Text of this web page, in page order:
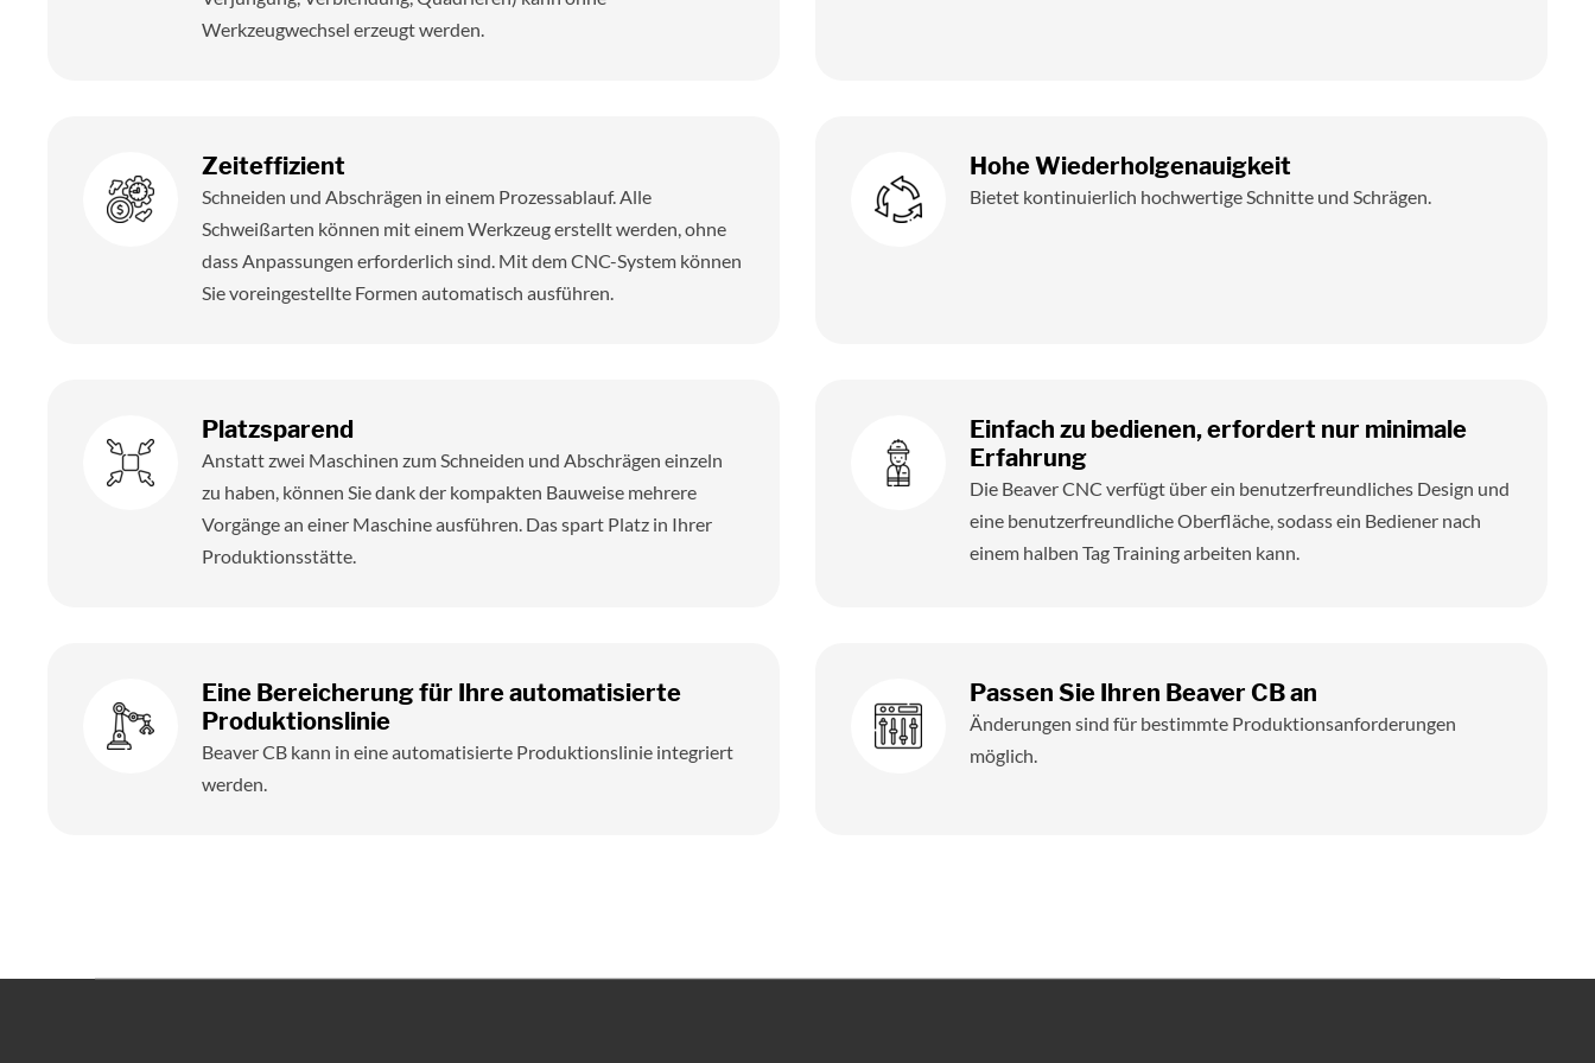
Werkzeugwechsel erzeugt werden.
Zeiteffizient
Schneiden und Abschrägen in einem Prozessablauf. Alle
Schweißarten können mit einem Werkzeug erstellt werden, ohne
dass Anpassungen erforderlich sind. Mit dem CNC-System können
Sie voreingestellte Formen automatisch ausführen.
Hohe Wiederholgenauigkeit
Bietet kontinuierlich hochwertige Schnitte und Schrägen.
Platzsparend
Anstatt zwei Maschinen zum Schneiden und Abschrägen einzeln
zu haben, können Sie dank der kompakten Bauweise mehrere
Vorgänge an einer Maschine ausführen. Das spart Platz in Ihrer
Produktionsstätte.
Einfach zu bedienen, erfordert nur minimale
Erfahrung
Die Beaver CNC verfügt über ein benutzerfreundliches Design und
eine benutzerfreundliche Oberfläche, sodass ein Bediener nach
einem halben Tag Training arbeiten kann.
Eine Bereicherung für Ihre automatisierte
Produktionslinie
Beaver CB kann in eine automatisierte Produktionslinie integriert
werden.
Passen Sie Ihren Beaver CB an
Änderungen sind für bestimmte Produktionsanforderungen
möglich.